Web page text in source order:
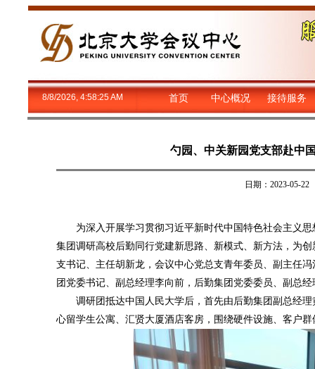
8/8/2026, 4:58:25 AM 首页 中心概况 接待服务
勺园、中关新园党支部赴中
日期：2023-05-
为深入开展学习贯彻习近平新时代中国特色社会主义思
集团调研高校后勤同行党建新思路、新模式、新方法，为
支书记、主任胡新龙，会议中心党总支青年委员、副主任
团党委书记、副总经理李向前，后勤集团党委委员、副总
调研团抵达中国人民大学后，首先由后勤集团副总经理
心留学生公寓、汇贤大厦酒店客房，围绕硬件设施、客户